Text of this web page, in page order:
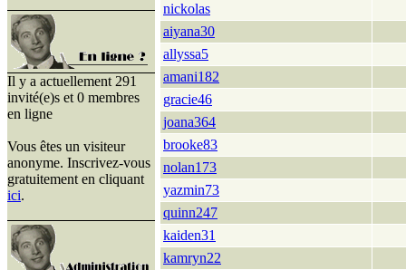
Il y a actuellement 291
invité(e)s et 0 membres
en ligne
Vous êtes un visiteur
anonyme. Inscrivez-vous
gratuitement en cliquant
ici.
nickolas
aiyana30
allyssa5
amani182
gracie46
joana364
brooke83
nolan173
yazmin73
quinn247
kaiden31
kamryn22